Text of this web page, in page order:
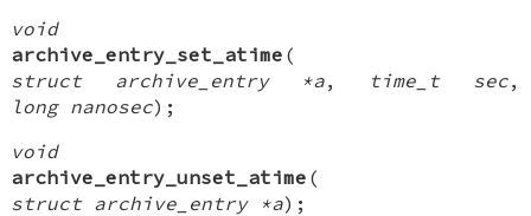
void
archive_entry_set_atime (
struct archive_entry *a, time_t sec,
long nanosec);
void
archive_entry_unset_atime (
struct archive_entry *a);